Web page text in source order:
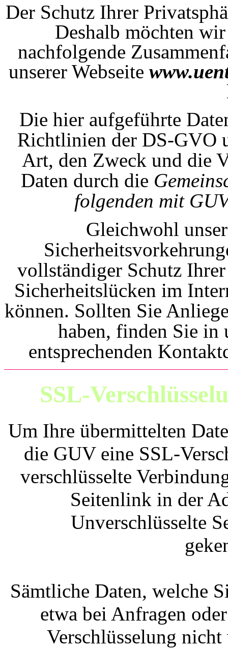
Der Schutz Ihrer
Deshalb möchten
nachfolgende
unserer Webseite
Die hier aufgeführte
Richtlinien der DS-GVO
Art, den Zweck und die
Daten durch die
folgenden mit
Gleichwohl
vollständiger Schutz
Sicherheitslücken im
können. Sollten Sie
haben, finden Sie in
entsprechenden
SSL-
Um Ihre übermittelten
die GUV eine SSL-
verschlüsselte
Seitenlink in der
Unverschlüsselte
Sämtliche Daten, welche
etwa bei Anfragen
Verschlüsselung